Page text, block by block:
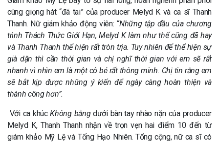
cùng giọng hát “đã tai” của producer Melyd K và ca sĩ Thanh
Thanh. Nữ giám khảo động viên: “Những tập đầu của chương
trình Thách Thức Giới Hạn, Melyd K làm như thế cũng đã hay
và Thanh Thanh thể hiện rất tròn trịa. Tuy nhiên để thể hiện sự
già dặn thì cần thời gian và chị nghĩ thời gian với em sẽ rất
nhanh vì nhìn em là một cô bé rất thông minh. Chị tin rằng em
sẽ bắt kịp được những ý kiến để ngày càng hoàn thiện và
thành công hơn”.
Với ca khúcKhông bằngdưới bàn tay nhào nặn của producer
Melyd K, Thanh Thanh nhận về trọn vẹn hai điểm 10 đến từ
giám khảo Mỹ Lệ và Tống Hạo Nhiên. Tổng cộng, nữ ca sĩ có